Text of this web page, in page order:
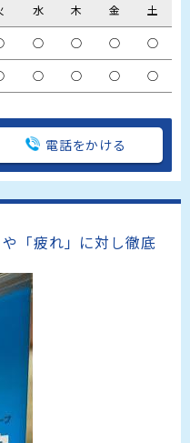
水 木 金 土
○ ○ ○ ○
○ ○ ○ ○
電話をかける
「疲れ」に対し徹底